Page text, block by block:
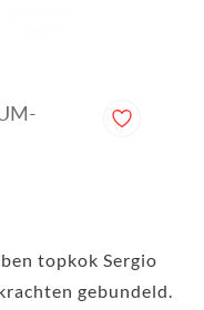
topkok Sergio
gebundeld.